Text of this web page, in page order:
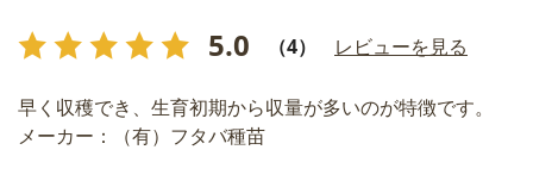
5.0 （4） レビューを見る
早く収穫でき、生育初期から収量が多いのが特徴です。
メーカー：（有）フタバ種苗